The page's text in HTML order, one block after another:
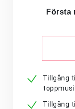
Första
Tillgång
Tillgång